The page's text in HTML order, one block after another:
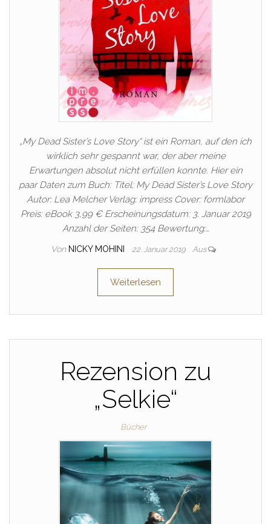
„My Dead Sister’s Love Story“ ist ein Roman, auf den ich
wirklich sehr gespannt war, der aber meine
Erwartungen absolut nicht erfüllen konnte. Hier ein
paar Daten zum Buch: Titel: My Dead Sister’s Love Story
Autor: Lea Melcher Verlag: impress Cover: formlabor
Preis: eBook 3,99 € Erscheinungsdatum: 3. Januar 2019
Anzahl der Seiten: 354 Bewertung:…
Von NICKY MOHINI 22. Januar 2019 Aus
Weiterlesen
Rezension zu
„Selkie“
Bücher